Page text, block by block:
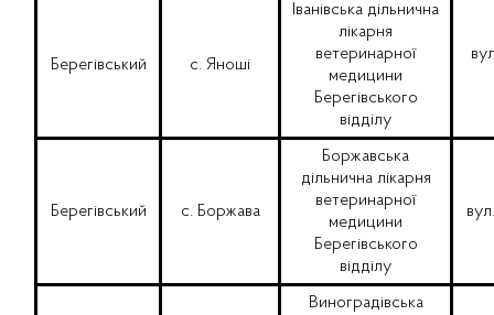
Берегівський с. Яноші
Іванівська дільнична
лікарня
ветеринарної
медицини
Берегівського
відділу
Берегівський с. Боржава
Боржавська
дільнична лікарня
ветеринарної
медицини
Берегівського
відділу
Виноградівська